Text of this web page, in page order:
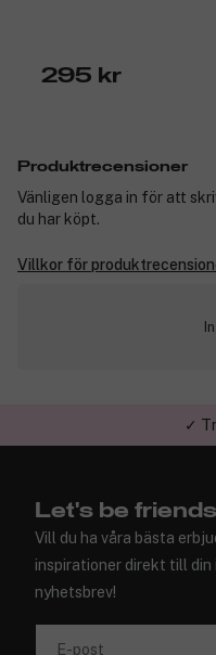
enlighet med GMP- och
Biotin hjälper till att
Tillverkning sker i Sverige
295 kr
Produktrecensioner
Vänligen logga in för att
du har köpt.
Villkor för
✓
Let's be
Vill du ha våra bästa
inspirationer direkt till
nyhetsbrev!
E-post